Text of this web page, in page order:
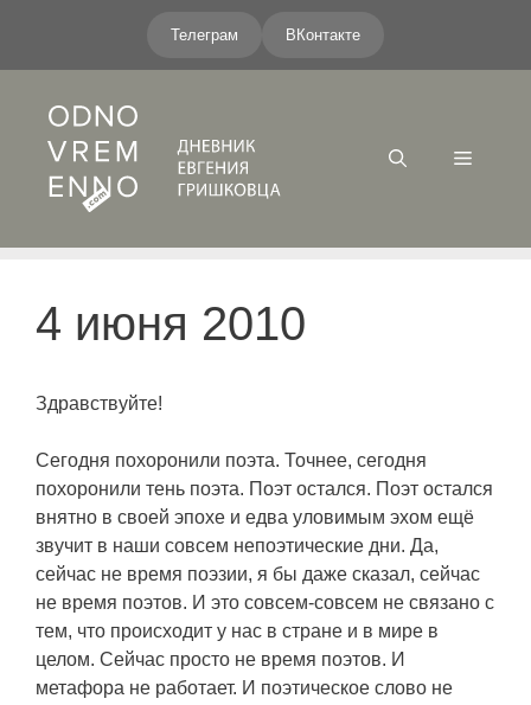
содержимому
Телеграм ВКонтакте
Меню
4 июня 2010
Здравствуйте!
Сегодня похоронили поэта. Точнее, сегодня
похоронили тень поэта. Поэт остался. Поэт остался
внятно в своей эпохе и едва уловимым эхом ещё
звучит в наши совсем непоэтические дни. Да,
сейчас не время поэзии, я бы даже сказал, сейчас
не время поэтов. И это совсем-совсем не связано с
тем, что происходит у нас в стране и в мире в
целом. Сейчас просто не время поэтов. И
метафора не работает. И поэтическое слово не